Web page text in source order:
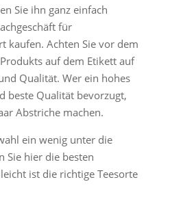
Sie ihn ganz einfach
für
kaufen. Achten Sie vor dem
auf dem Etikett auf
Qualität. Wer ein hohes
beste Qualität bevorzugt,
Abstriche machen.
ein wenig unter die
Sie hier die besten
ist die richtige Teesorte